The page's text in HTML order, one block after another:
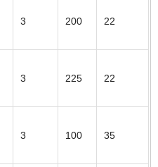
3 200 22
3 225 22
3 100 35